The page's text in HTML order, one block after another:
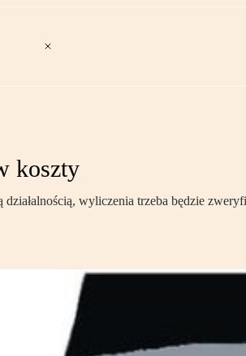
koszty
wyliczenia trzeba będzie